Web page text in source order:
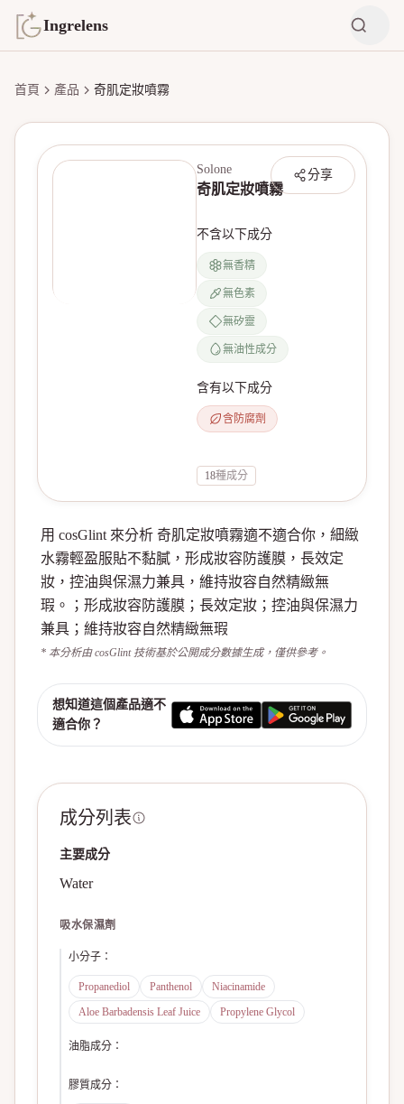
Ingrelens
首頁 產品 奇肌定妝噴霧
分享
Solone
奇肌定妝噴霧
不含以下成分
無香精
無色素
無矽靈
無油性成分
含有以下成分
含防腐劑
18種成分
用 cosGlint 來分析 奇肌定妝噴霧適不適合你，細緻
水霧輕盈服貼不黏膩，形成妝容防護膜，長效定
妝，控油與保濕力兼具，維持妝容自然精緻無
瑕。；形成妝容防護膜；長效定妝；控油與保濕力
兼具；維持妝容自然精緻無瑕
* 本分析由 cosGlint 技術基於公開成分數據生成，僅供參考。
想知道這個產品適不
適合你？
成分列表
主要成分
Water
吸水保濕劑
小分子 ：
Propanediol Panthenol
Niacinamide
Aloe Barbadensis Leaf Juice
Propylene Glycol
油脂成分 ：
膠質成分 ：